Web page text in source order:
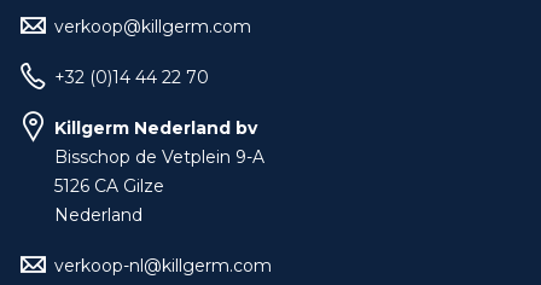
verkoop@killgerm.com
+32 (0)14 44 22 70
Killgerm Nederland bv
Bisschop de Vetplein 9-A
5126 CA Gilze
Nederland
verkoop-nl@killgerm.com